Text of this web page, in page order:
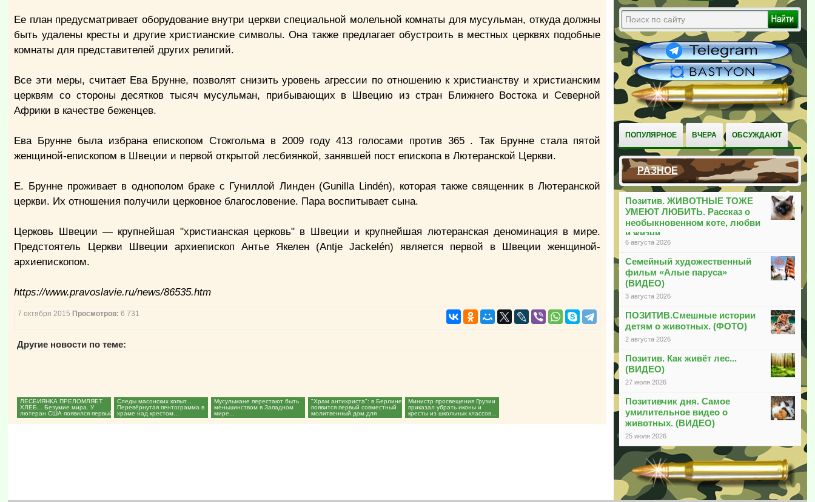
ПОПУЛЯРНОЕ ВЧЕРА ОБСУЖДАЮТ
РАЗНОЕ
Позитив. ЖИВОТНЫЕ ТОЖЕ
УМЕЮТ ЛЮБИТЬ. Рассказ о
необыкновенном коте, любви
и жизни
6 августа 2026
Семейный художественный
фильм «Алые паруса»
(ВИДЕО)
3 августа 2026
ПОЗИТИВ.Смешные истории
детям о животных. (ФОТО)
2 августа 2026
Позитив. Как живёт лес...
(ВИДЕО)
27 июля 2026
Позитивчик дня. Самое
умилительное видео о
животных. (ВИДЕО)
25 июля 2026
Ее план предусматривает оборудование внутри церкви специальной молельной комнаты для мусульман, откуда должны
быть удалены кресты и другие христианские символы. Она также предлагает обустроить в местных церквях подобные
комнаты для представителей других религий.
Все эти меры, считает Ева Брунне, позволят снизить уровень агрессии по отношению к христианству и христианским
церквям со стороны десятков тысяч мусульман, прибывающих в Швецию из стран Ближнего Востока и Северной
Африки в качестве беженцев.
Ева Брунне была избрана епископом Стокгольма в 2009 году 413 голосами против 365 . Так Брунне стала пятой
женщиной-епископом в Швеции и первой открытой лесбиянкой, занявшей пост епископа в Лютеранской Церкви.
Е. Брунне проживает в однополом браке с Гуниллой Линден (Gunilla Lindén), которая также священник в Лютеранской
церкви. Их отношения получили церковное благословение. Пара воспитывает сына.
Церковь Швеции — крупнейшая "христианская церковь" в Швеции и крупнейшая лютеранская деноминация в мире.
Предстоятель Церкви Швеции архиепископ Антье Якелен (Antje Jackelén) является первой в Швеции женщиной-
архиепископом.
https://www.pravoslavie.ru/news/86535.htm
7 октября 2015 Просмотров: 6 731
Другие новости по теме:
ЛЕСБИЯНКА ПРЕЛОМЛЯЕТ
ХЛЕБ... Безумие мира. У
лютеран США появился первый
«епископ»-трансгендер...
Следы масонских копыт...
Перевёрнутая пентограмма в
храме над крестом...
Мусульмане перестают быть
меньшинством в Западном
мире...
"Храм антихриста": в Берлине
появится первый совместный
молитвенный дом для
христиан, иудеев и...
Министр просвещения Грузии
приказал убрать иконы и
кресты из школьных классов...